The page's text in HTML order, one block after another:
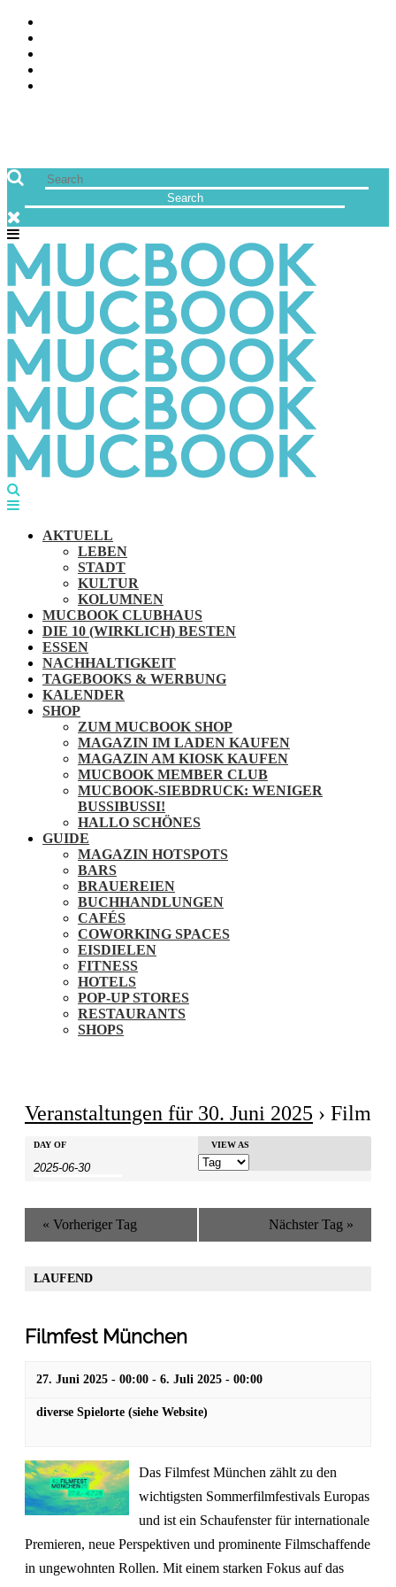
AKTUELL
LEBEN
STADT
KULTUR
KOLUMNEN
MUCBOOK CLUBHAUS
DIE 10 (WIRKLICH) BESTEN
ESSEN
NACHHALTIGKEIT
TAGEBOOKS & WERBUNG
KALENDER
SHOP
ZUM MUCBOOK SHOP
MAGAZIN IM LADEN KAUFEN
MAGAZIN AM KIOSK KAUFEN
MUCBOOK MEMBER CLUB
MUCBOOK-SIEBDRUCK: WENIGER
BUSSIBUSSI!
HALLO SCHÖNES
GUIDE
MAGAZIN HOTSPOTS
BARS
BRAUEREIEN
BUCHHANDLUNGEN
CAFÉS
COWORKING SPACES
EISDIELEN
FITNESS
HOTELS
POP-UP STORES
RESTAURANTS
SHOPS
Veranstaltungen für 30. Juni 2025 › Film
Veranstaltungen
Suche
Ansichten,
Navigation
Veranstaltungen
Search
DAY OF
Veranstaltung
Ansichten-
Navigation
VIEW AS
« Vorheriger Tag Nächster Tag »
LAUFEND
Filmfest München
27. Juni 2025 - 00:00 - 6. Juli 2025 - 00:00
diverse Spielorte (siehe Website)
Das Filmfest München zählt zu den
wichtigsten Sommerfilmfestivals Europas
und ist ein Schaufenster für internationale
Premieren, neue Perspektiven und prominente Filmschaffende
in ungewohnten Rollen. Mit einem starken Fokus auf das